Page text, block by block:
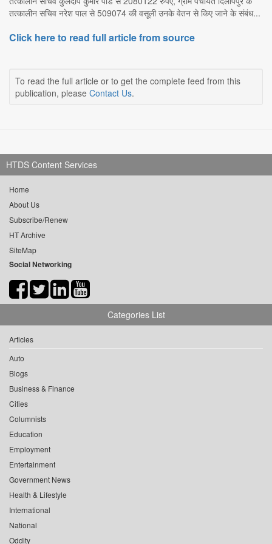
तत्कालीन सचिव नरेश पाल से 509074 की वसूली उनके वेतन से किए जाने के संबंध...
Click here to read full article from source
To read the full article or to get the complete feed from this
publication, please Contact Us.
HTDS Content Services
Home
About Us
Subscribe/Renew
HT Archive
SiteMap
Social Networking
Categories List
Articles
Auto
Blogs
Business & Finance
Cities
Columnists
Education
Employment
Entertainment
Government News
Health & Lifestyle
International
National
Oddity